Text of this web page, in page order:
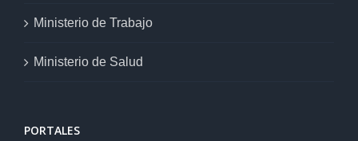
Ministerio de Trabajo
Ministerio de Salud
PORTALES